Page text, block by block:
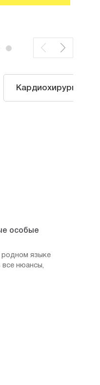
Кардиохирургия
особые
родном языке
все нюансы,